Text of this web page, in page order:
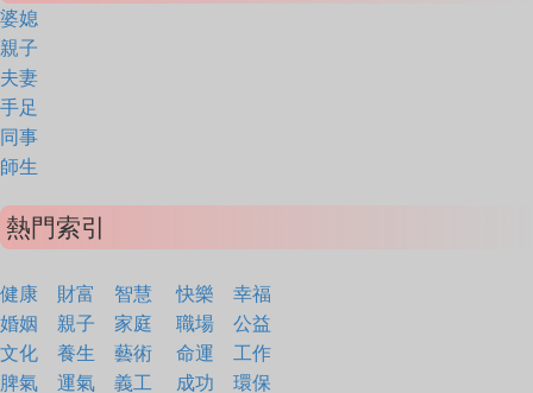
婆媳
親子
夫妻
手足
同事
師生
熱門索引
健康 財富 智慧 快樂
幸福
婚姻
親子 家庭 職場
公益
文化
養生 藝術 命運
工作
脾氣
運氣 義工 成功 環保